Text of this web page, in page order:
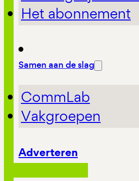
Het abonnement
Samen aan de slag
CommLab
Vakgroepen
Adverteren